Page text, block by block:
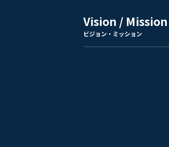
Vision / Mission
ビジョン・ミッション